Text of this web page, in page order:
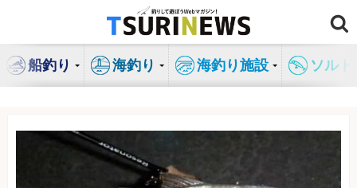
ン
船釣り 海釣り 海釣り施設 ソル